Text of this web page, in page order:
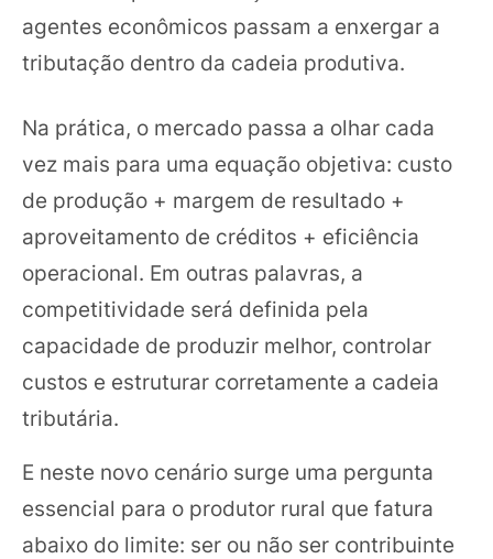
agentes econômicos passam a enxergar a
tributação dentro da cadeia produtiva.
Na prática, o mercado passa a olhar cada
vez mais para uma equação objetiva: custo
de produção + margem de resultado +
aproveitamento de créditos + eficiência
operacional. Em outras palavras, a
competitividade será definida pela
capacidade de produzir melhor, controlar
custos e estruturar corretamente a cadeia
tributária.
E neste novo cenário surge uma pergunta
essencial para o produtor rural que fatura
abaixo do limite: ser ou não ser contribuinte